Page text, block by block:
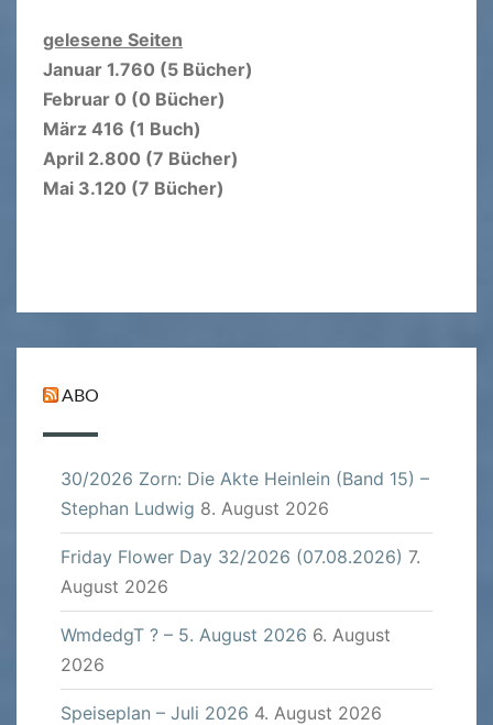
gelesene Seiten
Januar 1.760 (5 Bücher)
Februar 0 (0 Bücher)
März 416 (1 Buch)
April 2.800 (7 Bücher)
Mai 3.120 (7 Bücher)
ABO
30/2026 Zorn: Die Akte Heinlein (Band 15) –
Stephan Ludwig 8. August 2026
Friday Flower Day 32/2026 (07.08.2026) 7.
August 2026
WmdedgT ? – 5. August 2026 6. August
2026
Speiseplan – Juli 2026 4. August 2026